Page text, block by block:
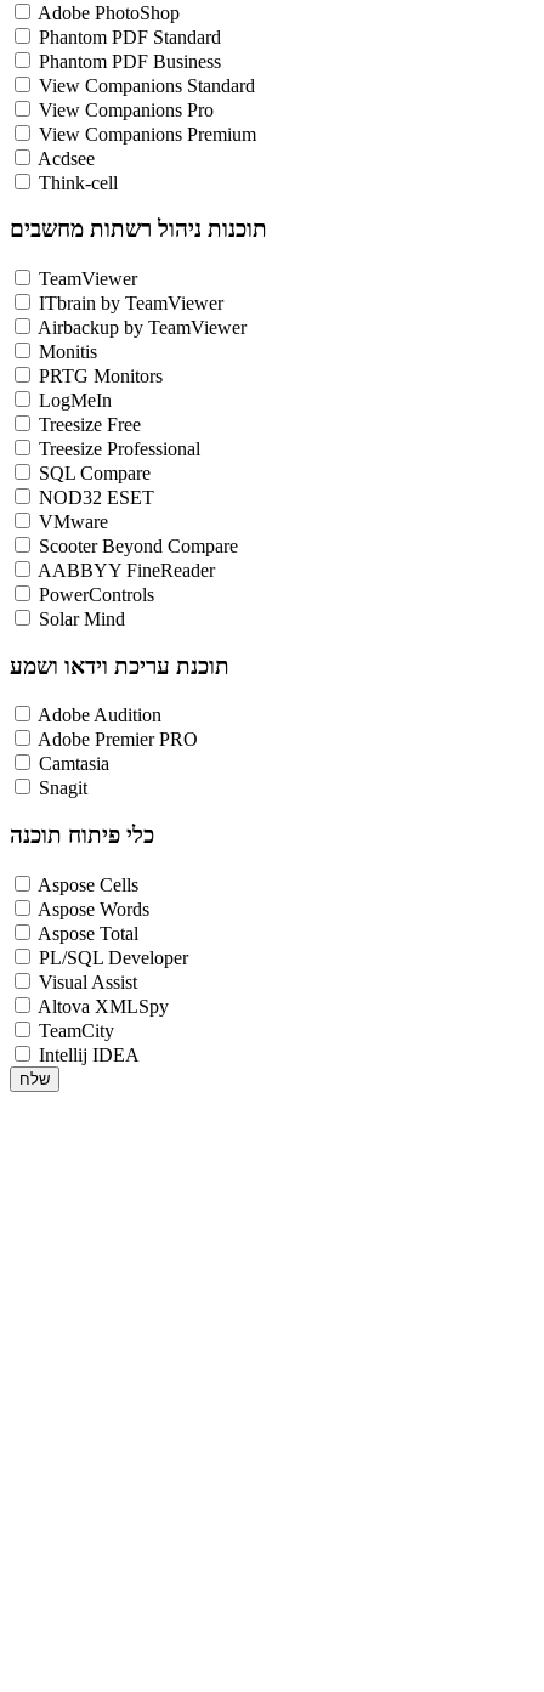
Adobe PhotoShop
Phantom PDF Standard
Phantom PDF Business
View Companions Standard
View Companions Pro
View Companions Premium
Acdsee
Think-cell
תוכנות ניהול רשתות מחשבים
TeamViewer
ITbrain by TeamViewer
Airbackup by TeamViewer
Monitis
PRTG Monitors
LogMeIn
Treesize Free
Treesize Professional
SQL Compare
NOD32 ESET
VMware
Scooter Beyond Compare
AABBYY FineReader
PowerControls
Solar Mind
תוכנת עריכת וידאו ושמע
Adobe Audition
Adobe Premier PRO
Camtasia
Snagit
כלי פיתוח תוכנה
Aspose Cells
Aspose Words
Aspose Total
PL/SQL Developer
Visual Assist
Altova XMLSpy
TeamCity
Intellij IDEA